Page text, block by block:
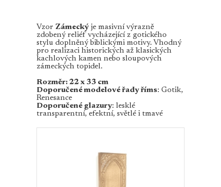
Vzor Zámecký je masivní výrazně
zdobený reliéf vycházející z gotického
stylu doplněný biblickými motivy. Vhodný
pro realizaci historických až klasických
kachlových kamen nebo sloupových
zámeckých topidel.
Rozměr: 22 x 33 cm
Doporučené modelové řady říms: Gotik,
Renesance
Doporučené glazury: lesklé
transparentní, efektní, světlé i tmavé